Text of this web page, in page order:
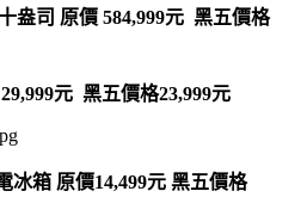
盎司 原價 584,999元 黑五價格
元 黑五價格23,999元
冰箱 原價14,499元 黑五價格